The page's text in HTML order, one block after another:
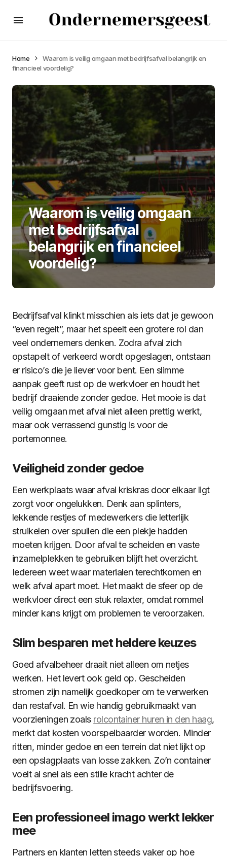
Home
Waarom is veilig omgaan met bedrijfsafval belangrijk en
financieel voordelig?
Waarom is veilig omgaan
met bedrijfsafval
belangrijk en financieel
voordelig?
Bedrijfsafval klinkt misschien als iets dat je gewoon
“even regelt”, maar het speelt een grotere rol dan
veel ondernemers denken. Zodra afval zich
opstapelt of verkeerd wordt opgeslagen, ontstaan
er risico’s die je liever voor bent. Een slimme
aanpak geeft rust op de werkvloer en houdt het
bedrijf draaiende zonder gedoe. Het mooie is dat
veilig omgaan met afval niet alleen prettig werkt,
maar ook verrassend gunstig is voor de
portemonnee.
Veiligheid zonder gedoe
Een werkplaats waar afval kriskras door elkaar ligt
zorgt voor ongelukken. Denk aan splinters,
lekkende restjes of medewerkers die letterlijk
struikelen over spullen die een plekje hadden
moeten krijgen. Door afval te scheiden en vaste
inzamelplekken te gebruiken blijft het overzicht.
Iedereen weet waar materialen terechtkomen en
welk afval apart moet. Het maakt de sfeer op de
werkvloer direct een stuk relaxter, omdat rommel
minder kans krijgt om problemen te veroorzaken.
Slim besparen met heldere keuzes
Goed afvalbeheer draait niet alleen om netjes
werken. Het levert ook geld op. Gescheiden
stromen zijn namelijk goedkoper om te verwerken
dan restafval. En wie handig gebruikmaakt van
voorzieningen zoals rolcontainer huren in den haag,
merkt dat kosten voorspelbaarder worden. Minder
ritten, minder gedoe en een terrein dat niet lijkt op
een opslagplaats van losse zakken. Zo’n container
voelt al snel als een stille kracht achter de
bedrijfsvoering.
Een professioneel imago werkt lekker
mee
Partners en klanten letten steeds vaker op hoe